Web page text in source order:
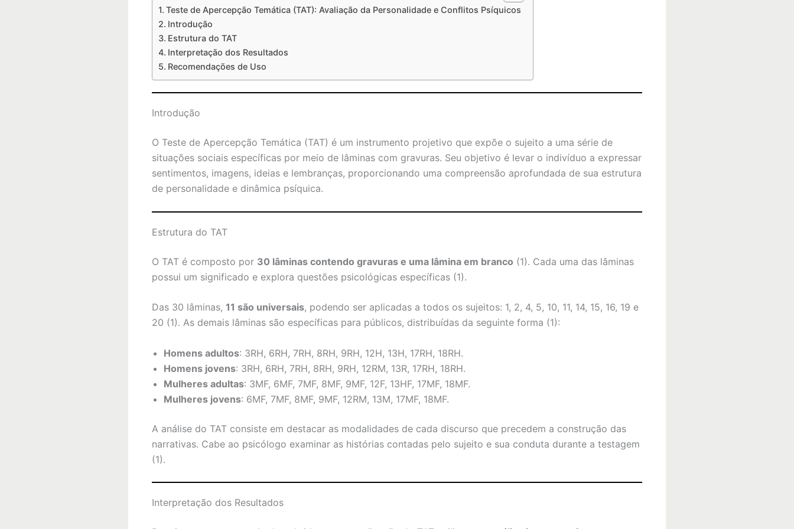
Teste de Apercepção Temática (TAT): Avaliação da Personalidade e Conflitos Psíquicos
Introdução
Estrutura do TAT
Interpretação dos Resultados
Recomendações de Uso
Introdução
O Teste de Apercepção Temática (TAT) é um instrumento projetivo que expõe o sujeito a uma série de
situações sociais específicas por meio de lâminas com gravuras. Seu objetivo é levar o indivíduo a expressar
sentimentos, imagens, ideias e lembranças, proporcionando uma compreensão aprofundada de sua estrutura
de personalidade e dinâmica psíquica.
Estrutura do TAT
O TAT é composto por 30 lâminas contendo gravuras e uma lâmina em branco (1). Cada uma das lâminas
possui um significado e explora questões psicológicas específicas (1).
Das 30 lâminas, 11 são universais, podendo ser aplicadas a todos os sujeitos: 1, 2, 4, 5, 10, 11, 14, 15, 16, 19 e
20 (1). As demais lâminas são específicas para públicos, distribuídas da seguinte forma (1):
Homens adultos: 3RH, 6RH, 7RH, 8RH, 9RH, 12H, 13H, 17RH, 18RH.
Homens jovens: 3RH, 6RH, 7RH, 8RH, 9RH, 12RM, 13R, 17RH, 18RH.
Mulheres adultas: 3MF, 6MF, 7MF, 8MF, 9MF, 12F, 13HF, 17MF, 18MF.
Mulheres jovens: 6MF, 7MF, 8MF, 9MF, 12RM, 13M, 17MF, 18MF.
A análise do TAT consiste em destacar as modalidades de cada discurso que precedem a construção das
narrativas. Cabe ao psicólogo examinar as histórias contadas pelo sujeito e sua conduta durante a testagem
(1).
Interpretação dos Resultados